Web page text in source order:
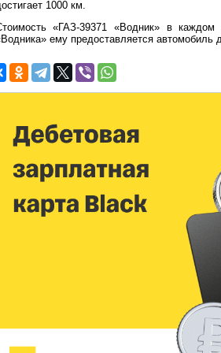
1000 км.
«ГАЗ-39371 «Водник» в каждом
ему предоставляется